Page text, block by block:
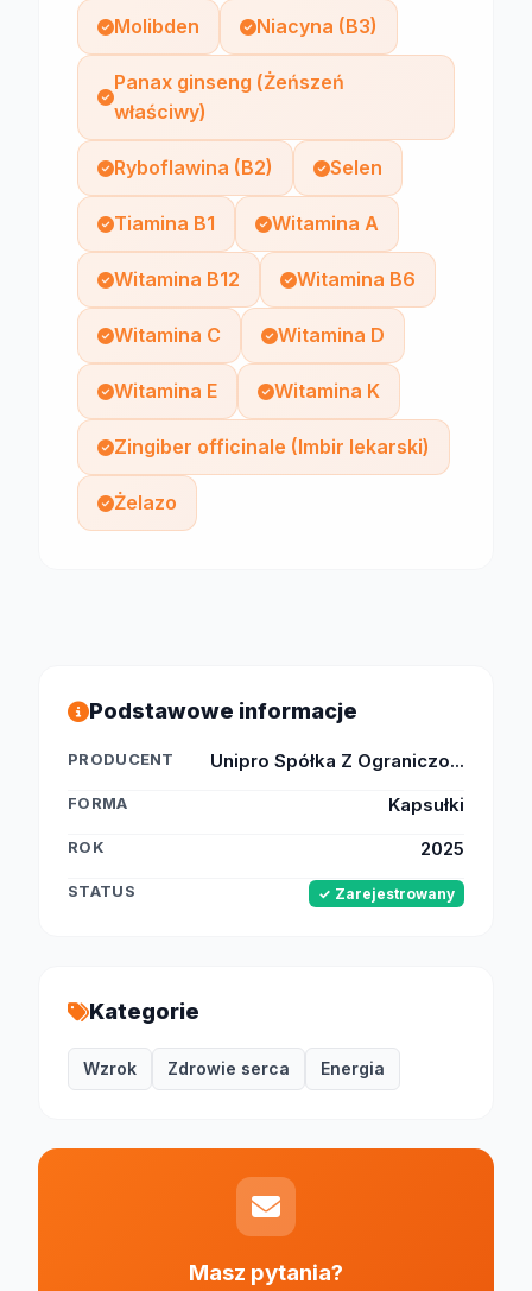
Molibden Niacyna (B3)
Panax ginseng (Żeńszeń
właściwy)
Ryboflawina (B2) Selen
Tiamina B1 Witamina A
Witamina B12 Witamina B6
Witamina C Witamina D
Witamina E Witamina K
Zingiber officinale (Imbir lekarski)
Żelazo
Podstawowe informacje
PRODUCENT Unipro Spółka Z Ograniczo...
FORMA Kapsułki
ROK 2025
STATUS ✓ Zarejestrowany
Kategorie
Wzrok Zdrowie serca Energia
Masz pytania?